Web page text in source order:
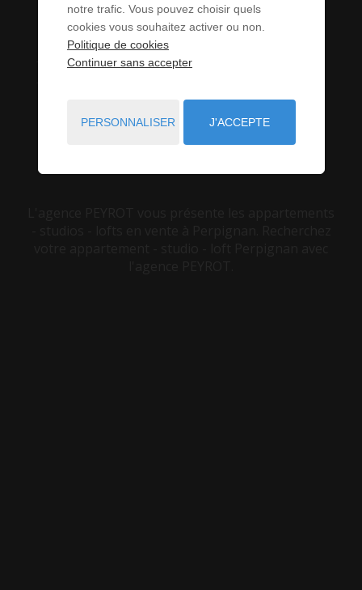
VENDRE À
PERPIGNAN (66)
VOUS ÊTES ICI : ACCUEIL
VENTE
APPARTEMENT - STUDIO - LOFT
PERPIGNAN
notre trafic. Vous pouvez choisir quels
cookies vous souhaitez activer ou non.
Politique de cookies
Continuer sans accepter
PERSONNALISER J'ACCEPTE